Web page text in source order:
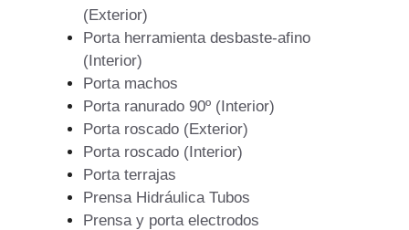
(Exterior)
Porta herramienta desbaste-afino
(Interior)
Porta machos
Porta ranurado 90º (Interior)
Porta roscado (Exterior)
Porta roscado (Interior)
Porta terrajas
Prensa Hidráulica Tubos
Prensa y porta electrodos